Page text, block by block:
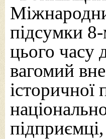
підсумки 8-
цього часу
вагомий
історичної